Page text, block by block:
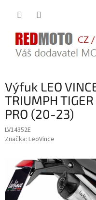
Výfuk LEO
TRIUMPH
PRO (20-23)
LV14352E
Značka: LeoVince